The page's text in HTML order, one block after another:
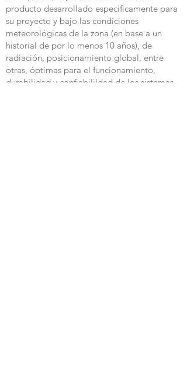
producto desarrollado especificamente para
su proyecto y bajo las condiciones
meteorológicas de la zona (en base a un
historial de por lo menos 10 años), de
radiación, posicionamiento global, entre
otras, óptimas para el funcionamiento,
durabilidad y confiabilildad de los sistemas.